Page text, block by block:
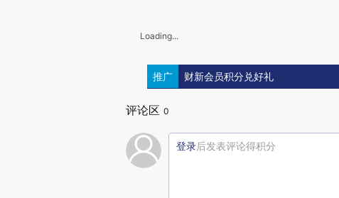
Loading...
推广 财新会员积分兑好礼
评论区 0
登录后发表评论得积分